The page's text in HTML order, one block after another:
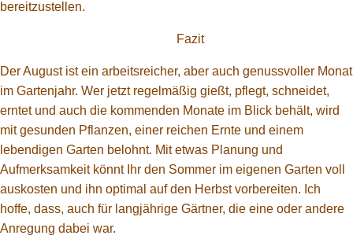
bereitzustellen.
Fazit
Der August ist ein arbeitsreicher, aber auch genussvoller Monat
im Gartenjahr. Wer jetzt regelmäßig gießt, pflegt, schneidet,
erntet und auch die kommenden Monate im Blick behält, wird
mit gesunden Pflanzen, einer reichen Ernte und einem
lebendigen Garten belohnt. Mit etwas Planung und
Aufmerksamkeit könnt Ihr den Sommer im eigenen Garten voll
auskosten und ihn optimal auf den Herbst vorbereiten. Ich
hoffe, dass, auch für langjährige Gärtner, die eine oder andere
Anregung dabei war.